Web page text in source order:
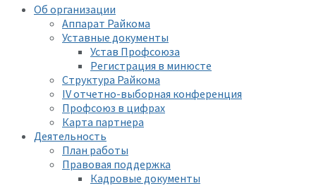
Об организации
Аппарат Райкома
Уставные документы
Устав Профсоюза
Регистрация в минюсте
Структура Райкома
IV отчетно-выборная конференция
Профсоюз в цифрах
Карта партнера
Деятельность
План работы
Правовая поддержка
Кадровые документы